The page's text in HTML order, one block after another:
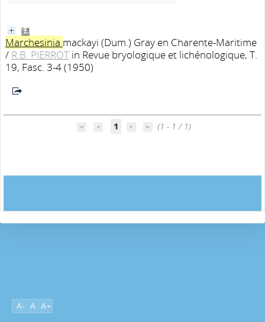
Marchesinia mackayi (Dum.) Gray en Charente-Maritime
/ R.B. PIERROT in Revue bryologique et lichénologique, T.
19, Fasc. 3-4 (1950)
1 (1 - 1 / 1)
A- A A+